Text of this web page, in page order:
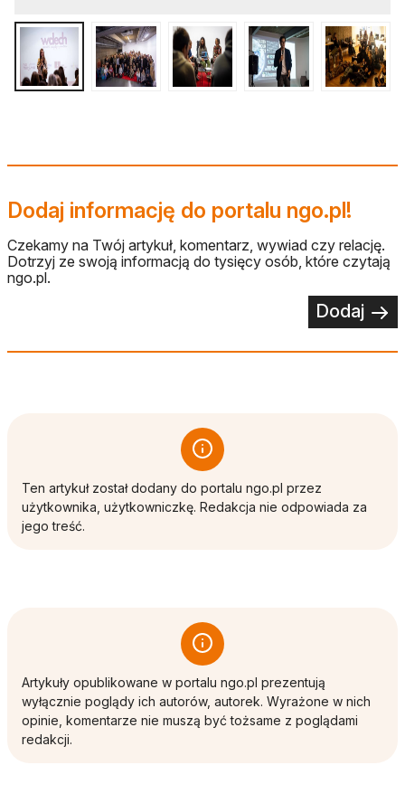
Dodaj informację do portalu ngo.pl!
Czekamy na Twój artykuł, komentarz, wywiad czy relację.
Dotrzyj ze swoją informacją do tysięcy osób, które czytają
ngo.pl.
Dodaj
Ten artykuł został dodany do portalu ngo.pl przez
użytkownika, użytkowniczkę. Redakcja nie odpowiada za
jego treść.
Artykuły opublikowane w portalu ngo.pl prezentują
wyłącznie poglądy ich autorów, autorek. Wyrażone w nich
opinie, komentarze nie muszą być tożsame z poglądami
redakcji.